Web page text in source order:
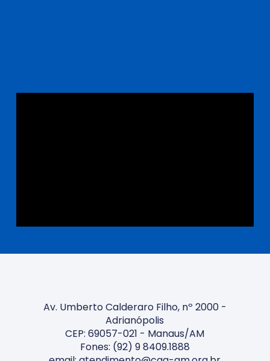
Av. Umberto Calderaro Filho, nº 2000 -
Adrianópolis
CEP: 69057-021 - Manaus/AM
Fones: (92) 9 8409.1888